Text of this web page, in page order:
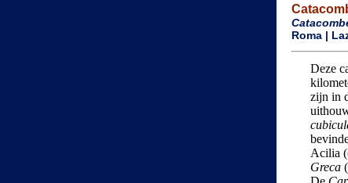
Roma |
Deze
zijn in
Acilia
Greca